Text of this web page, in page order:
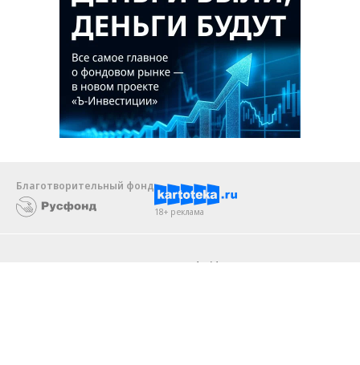
Благотворительный фонд
18+ реклама
Android